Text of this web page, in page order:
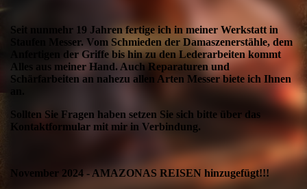
Seit nunmehr 19 Jahren fertige ich in meiner Werkstatt in
Staufen Messer. Vom Schmieden der Damaszenerstähle, dem
Anfertigen der Griffe bis hin zu den Lederarbeiten kommt
Alles aus meiner Hand. Auch Reparaturen und
Schärfarbeiten an nahezu allen Arten Messer biete ich Ihnen
Sollten Sie Fragen haben setzen Sie sich bitte über das
Kontaktformular mit mir in Verbindung.
November 2024 - AMAZONAS REISEN hinzugefügt!!!